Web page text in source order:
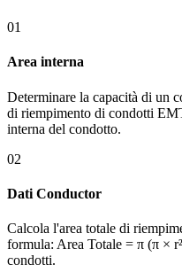
01
Area interna
Determinare la capacità di un
di riempimento di condotti
interna del condotto.
02
Dati Conductor
Calcola l'area totale di
formula: Area Totale = π (π ×
condotti.